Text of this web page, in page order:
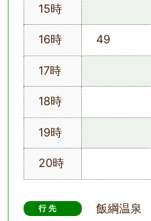
15時
16時 49
17時
18時
19時
20時
行先 飯綱温泉